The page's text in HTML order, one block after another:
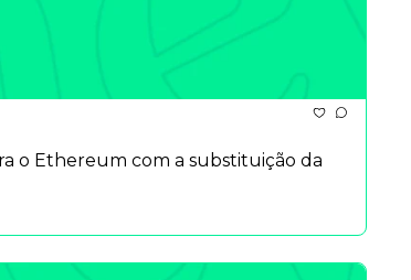
o Ethereum com a substituição da